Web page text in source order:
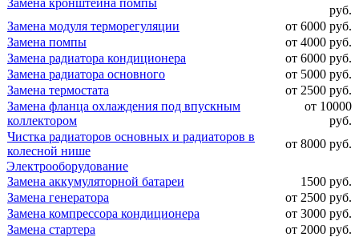
Замена кронштейна помпы
руб.
Замена модуля терморегуляции
от 6000 руб.
Замена помпы
от 4000 руб.
Замена радиатора кондиционера
от 6000 руб.
Замена радиатора основного
от 5000 руб.
Замена термостата
от 2500 руб.
Замена фланца охлаждения под впускным
коллектором
от 10000
руб.
Чистка радиаторов основных и радиаторов в
колесной нише
от 8000 руб.
Электрооборудование
Замена аккумуляторной батареи
1500 руб.
Замена генератора
от 2500 руб.
Замена компрессора кондиционера
от 3000 руб.
Замена стартера
от 2000 руб.